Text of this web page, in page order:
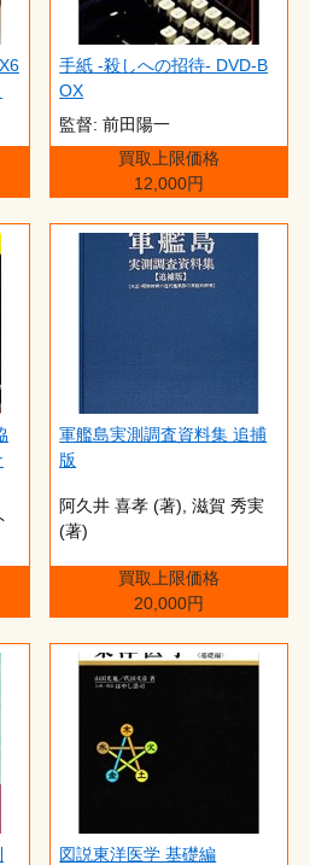
手紙 -殺しへの招待- DVD-B
OX
監督: 前田陽一
買取上限価格
12,000円
軍艦島実測調査資料集 追捕
版
阿久井 喜孝 (著),‎ 滋賀 秀実
(著)
買取上限価格
20,000円
図説東洋医学 基礎編